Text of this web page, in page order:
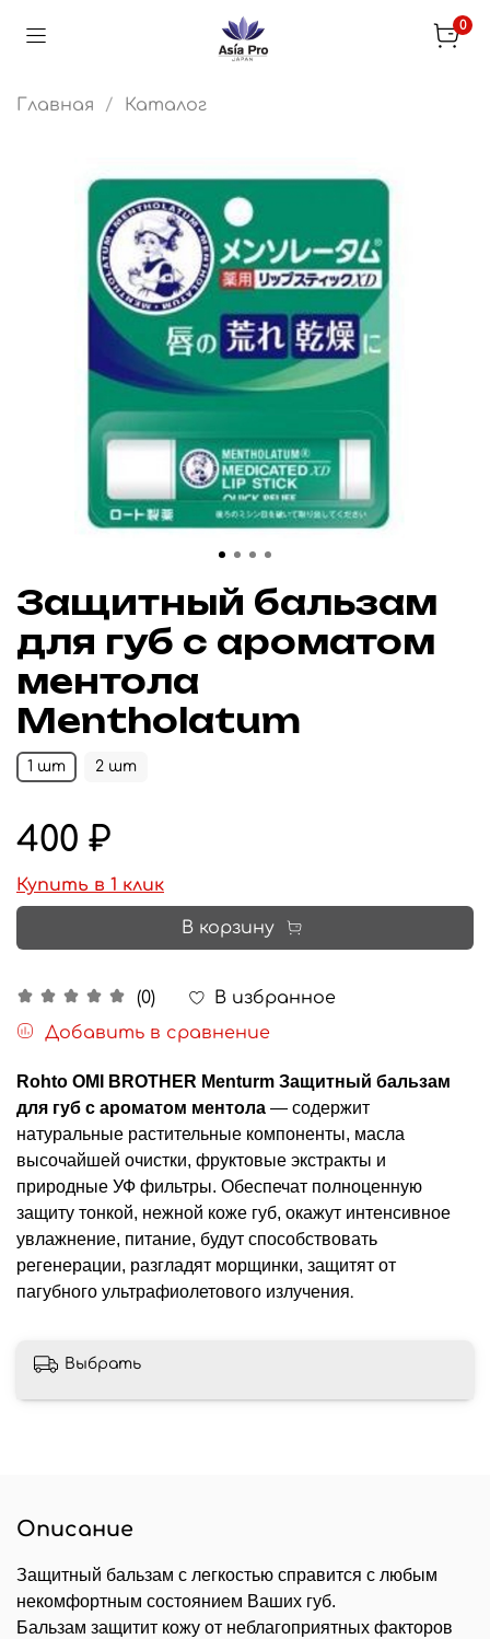
0
Главная Каталог
Защитный бальзам
для губ с ароматом
ментола
Mentholatum
(0)
В избранное
Добавить в сравнение
1 шт 2 шт
400 ₽
Купить в 1 клик
В корзину
Rohto OMI BROTHER Menturm Защитный бальзам
для губ с ароматом ментола — содержит
натуральные растительные компоненты, масла
высочайшей очистки, фруктовые экстракты и
природные УФ фильтры. Обеспечат полноценную
защиту тонкой, нежной коже губ, окажут интенсивное
увлажнение, питание, будут способствовать
регенерации, разгладят морщинки, защитят от
пагубного ультрафиолетового излучения.
Выбрать
Описание
Защитный бальзам с легкостью справится с любым
некомфортным состоянием Ваших губ.
Бальзам защитит кожу от неблагоприятных факторов